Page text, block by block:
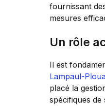
fournissant
mesures
Un rôle
Il est
Lampaul-
placé la
spécifiques de